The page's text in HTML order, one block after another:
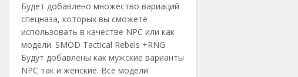
Будет добавлено множество вариаций
спецназа, которых вы сможете
использовать в качестве NPC или как
модели. SMOD Tactical Rebels +RNG
Будут добавлены как мужские варианты
NPC так и женские. Все модели